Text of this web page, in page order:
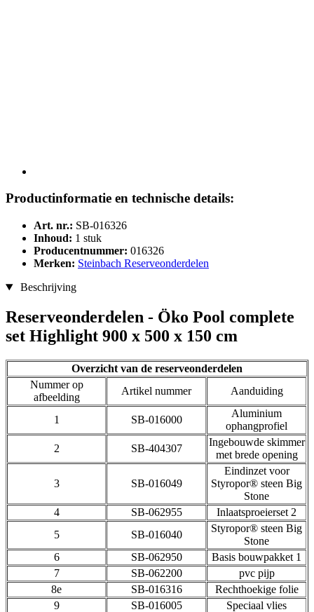
Productinformatie en technische details:
Art. nr.: SB-016326
Inhoud: 1 stuk
Producentnummer: 016326
Merken: Steinbach Reserveonderdelen
Beschrijving
Reserveonderdelen - Öko Pool complete
set Highlight 900 x 500 x 150 cm
Overzicht van de reserveonderdelen
Nummer op
afbeelding
Artikel nummer Aanduiding
1 SB-016000
Aluminium
ophangprofiel
2
SB-404307
Ingebouwde skimmer
met brede opening
3 SB-016049
Eindinzet voor
Styropor® steen Big
Stone
4
SB-062955
Inlaatsproeierset 2
5
SB-016040
Styropor® steen Big
Stone
6
SB-062950
Basis bouwpakket 1
7
SB-062200
pvc pijp
8e
SB-016316
Rechthoekige folie
9
SB-016005
Speciaal vlies